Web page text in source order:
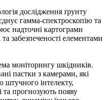
дослідження ґрунту
гамма-спектроскопію та
надточні картограми
забезпеченості елементами
моніторингу шкідників.
пастки з камерами, які
штучного інтелекту,
та прогнозують появу